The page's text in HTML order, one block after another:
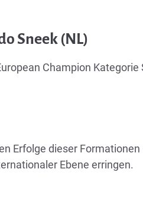
Sneek (NL)
Champion Kategorie
Erfolge dieser
Ebene erringen.